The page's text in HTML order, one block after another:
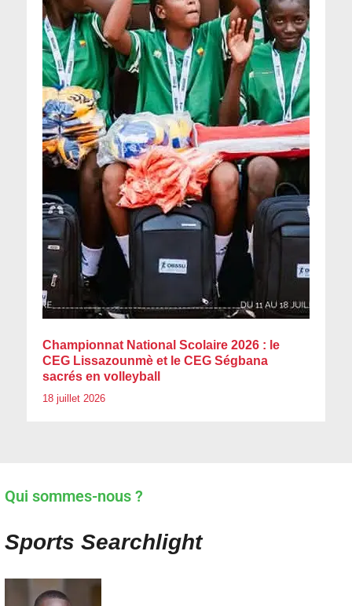
Championnat National Scolaire 2026 : le
CEG Lissazounmè et le CEG Ségbana
sacrés en volleyball
18 juillet 2026
Qui sommes-nous ?
Sports Searchlight